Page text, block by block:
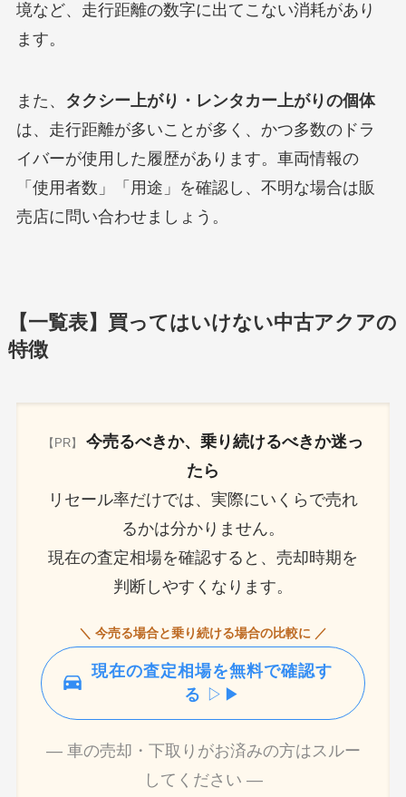
境など、走行距離の数字に出てこない消耗があり
ます。
また、
タクシー上がり・レンタカー上がりの個体
は、走行距離が多いことが多く、かつ多数のドラ
イバーが使用した履歴があります。車両情報の
「使用者数」「用途」を確認し、不明な場合は販
売店に問い合わせましょう。
【一覧表】買ってはいけない中古アクアの
特徴
【PR】
今売るべきか、乗り続けるべきか迷っ
たら
リセール率だけでは、実際にいくらで売れ
るかは分かりません。
現在の査定相場を確認すると、売却時期を
判断しやすくなります。
＼ 今売る場合と乗り続ける場合の比較に ／
現在の査定相場を無料で確認す
る ▷▶
― 車の売却・下取りがお済みの方はスルー
してください ―